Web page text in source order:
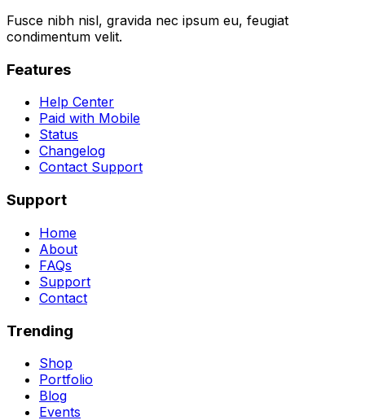
Fusce nibh nisl, gravida nec ipsum eu, feugiat
condimentum velit.
Features
Help Center
Paid with Mobile
Status
Changelog
Contact Support
Support
Home
About
FAQs
Support
Contact
Trending
Shop
Portfolio
Blog
Events